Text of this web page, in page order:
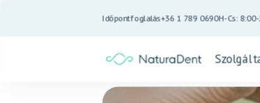
Időpontfoglalás+36 1 789 0690H-Cs: